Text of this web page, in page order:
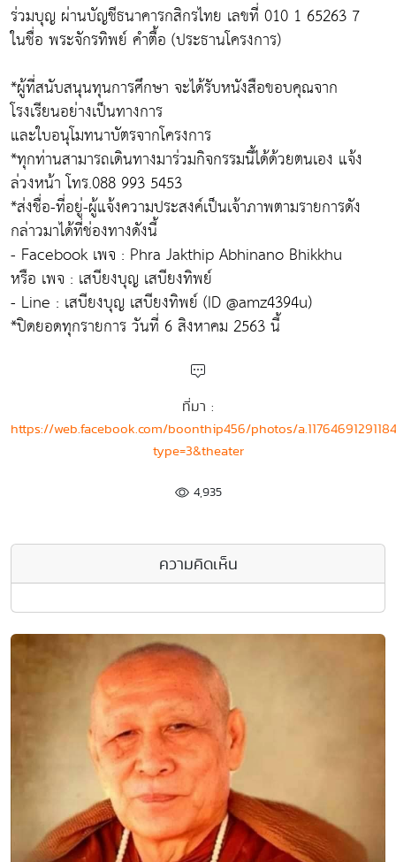
ร่วมบุญ ผ่านบัญชีธนาคารกสิกรไทย เลขที่ 010 1 65263 7
ในชื่อ พระจักรทิพย์ คำตื้อ (ประธานโครงการ)
*ผู้ที่สนับสนุนทุนการศึกษา จะได้รับหนังสือขอบคุณจาก
โรงเรียนอย่างเป็นทางการ
และใบอนุโมทนาบัตรจากโครงการ
*ทุกท่านสามารถเดินทางมาร่วมกิจกรรมนี้ได้ด้วยตนเอง แจ้ง
ล่วงหน้า โทร.088 993 5453
*ส่งชื่อ-ที่อยู่-ผู้แจ้งความประสงค์เป็นเจ้าภาพตามรายการดัง
กล่าวมาได้ที่ช่องทางดังนี้
- Facebook เพจ : Phra Jakthip Abhinano Bhikkhu
หรือ เพจ : เสบียงบุญ เสบียงทิพย์
- Line : เสบียงบุญ เสบียงทิพย์ (ID @amz4394u)
*ปิดยอดทุกรายการ วันที่ 6 สิงหาคม 2563 นี้
ที่มา :
https://web.facebook.com/boonthip456/photos/
type=3&theater
4,935
ความคิดเห็น